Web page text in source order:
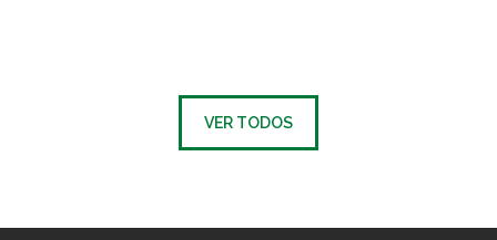
VER TODOS